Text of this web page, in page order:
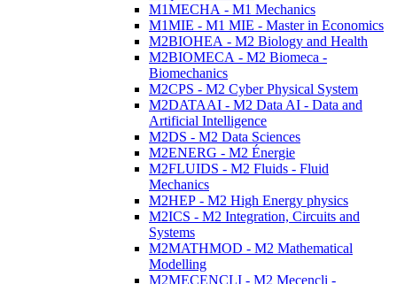
M1MECHA - M1 Mechanics
M1MIE - M1 MIE - Master in Economics
M2BIOHEA - M2 Biology and Health
M2BIOMECA - M2 Biomeca -
Biomechanics
M2CPS - M2 Cyber Physical System
M2DATAAI - M2 Data AI - Data and
Artificial Intelligence
M2DS - M2 Data Sciences
M2ENERG - M2 Énergie
M2FLUIDS - M2 Fluids - Fluid
Mechanics
M2HEP - M2 High Energy physics
M2ICS - M2 Integration, Circuits and
Systems
M2MATHMOD - M2 Mathematical
Modelling
M2MECENCLI - M2 Mecencli -